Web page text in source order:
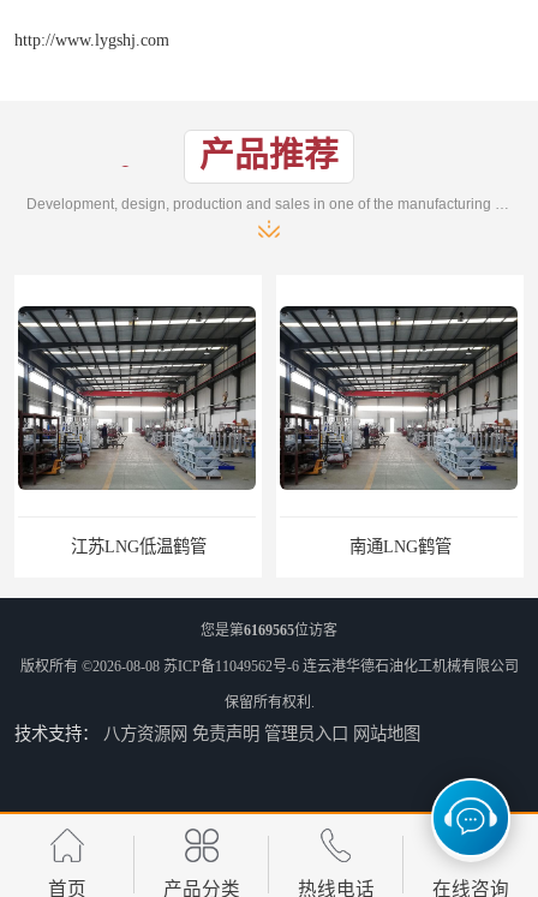
http://www.lygshj.com
产品推荐
Development, design, production and sales in one of the manufacturing enterprises
江苏LNG低温鹤管 南通LNG鹤管
江苏LNG鹤管 太原船用臂厂家
您是第6169565位访客
版权所有 ©2026-08-08 苏ICP备11049562号-6 连云港华德石油化工机械有限公司
保留所有权利.
技术支持： 八方资源网 免责声明 管理员入口 网站地图
首页 产品分类 热线电话 在线咨询